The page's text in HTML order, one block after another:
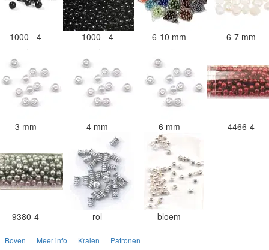
1000 - 4 1000 - 4 6-10 mm 6-7 mm
3 mm 4 mm 6 mm 4466-4
9380-4 rol bloem
Boven Meer info Kralen Patronen